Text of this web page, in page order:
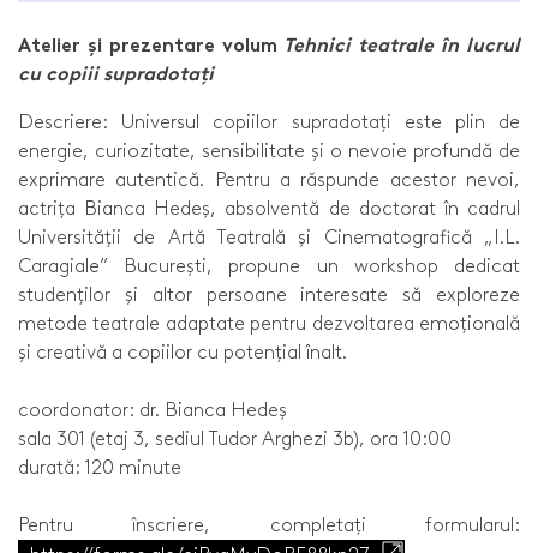
Atelier și prezentare volum Tehnici teatrale în lucrul
cu copiii supradotați
Descriere: Universul copiilor supradotați este plin de
energie, curiozitate, sensibilitate și o nevoie profundă de
exprimare autentică. Pentru a răspunde acestor nevoi,
actrița Bianca Hedeș, absolventă de doctorat în cadrul
Universității de Artă Teatrală și Cinematografică „I.L.
Caragiale” București, propune un workshop dedicat
studenților și altor persoane interesate să exploreze
metode teatrale adaptate pentru dezvoltarea emoțională
și creativă a copiilor cu potențial înalt.
coordonator: dr. Bianca Hedeș
sala 301 (etaj 3, sediul Tudor Arghezi 3b), ora 10:00
durată: 120 minute
Pentru înscriere, completați formularul: